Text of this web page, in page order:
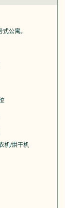
公寓。
机/烘干机